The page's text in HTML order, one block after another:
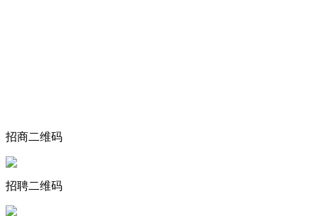
招商二维码
招聘二维码